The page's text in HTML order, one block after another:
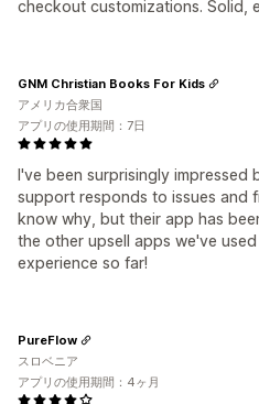
checkout customizations. Solid,
I've been surprisingly
support responds to issues and
know why, but their app has
the other upsell apps we've
experience so far!
GNM Christian Books For Kids
アメリカ合衆国
アプリの使用期間：7日
PureFlow
スロベニア
アプリの使用期間：4ヶ月